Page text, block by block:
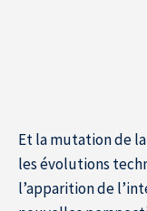
Et la mutation de
les évolutions
l’apparition de